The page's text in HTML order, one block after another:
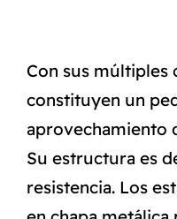
Con sus múltiples
constituyen un
aprovechamiento
Su estructura es
resistencia. Los